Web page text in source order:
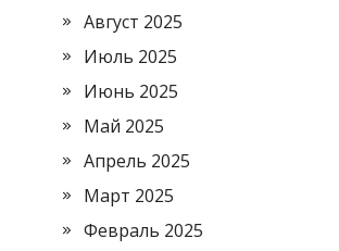
Август 2025
Июль 2025
Июнь 2025
Май 2025
Апрель 2025
Март 2025
Февраль 2025